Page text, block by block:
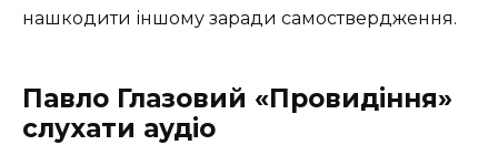
нашкодити іншому заради самоствердження.
Павло Глазовий «Провидіння»
слухати аудіо